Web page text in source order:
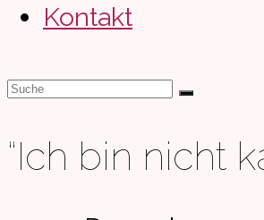
Kontakt
“Ich bin nicht